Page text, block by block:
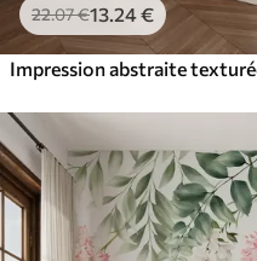
22.07€13 .24€